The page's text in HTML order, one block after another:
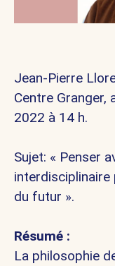
Jean-Pierre
Centre Granger,
2022 à 14 h.
Sujet: « Penser
du futur ».
Résumé :
La philosophie